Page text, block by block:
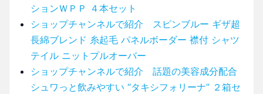
ションＷＰＰ ４本セット
ショップチャンネルで紹介 スピンブルー ギザ超
長綿ブレンド 糸起毛 パネルボーダー 襟付 シャツ
テイル ニットプルオーバー
ショップチャンネルで紹介 話題の美容成分配合
シュワっと飲みやすい “タキシフォリーナ” ２箱セ